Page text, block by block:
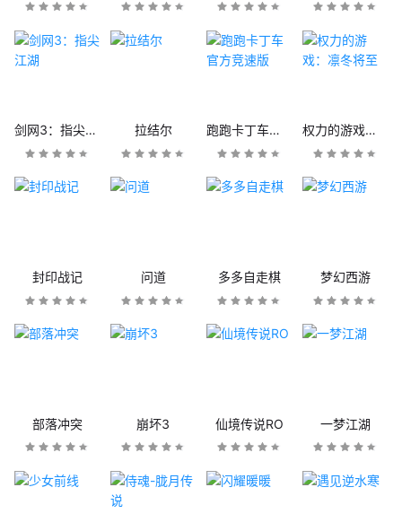
剑网3：指尖江湖 拉结尔 跑跑卡丁车官方竞速版 权力的游戏：凛冬将至
封印战记 问道 多多自走棋 梦幻西游
部落冲突 崩坏3 仙境传说RO 一梦江湖